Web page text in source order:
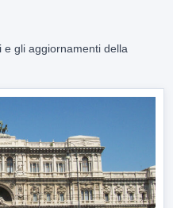
gli aggiornamenti della